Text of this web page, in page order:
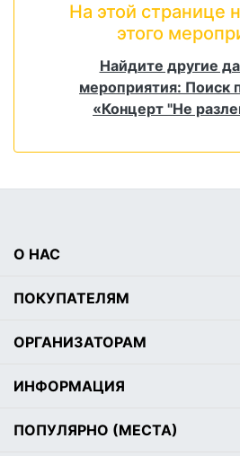
На этой странице
этого
Найдите другие
мероприятия: Поиск
«Концерт "Не
О НАС
ПОКУПАТЕЛЯМ
ОРГАНИЗАТОРАМ
ИНФОРМАЦИЯ
ПОПУЛЯРНО (МЕСТА)